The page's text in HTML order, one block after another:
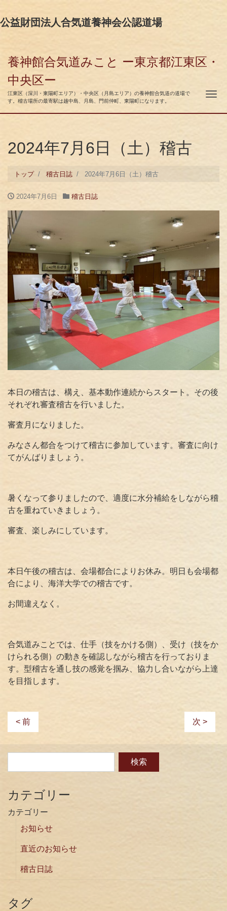
公益財団法人合気道養神会公認道場
養神館合気道みこと ー東京都江東区・
中央区ー
江東区（深川・東陽町エリア）・中央区（月島エリア）の養神館合気道の道場で
す。稽古場所の最寄駅は越中島、月島、門前仲町、東陽町になります。
ナ
2024年7月6日（土）稽古
トップ 稽古日誌 2024年7月6日（土）稽古
2024年7月6日 稽古日誌
本日の稽古は、構え、基本動作連続からスタート。その後
それぞれ審査稽古を行いました。
審査月になりました。
みなさん都合をつけて稽古に参加しています。審査に向け
てがんばりましょう。
暑くなって参りましたので、適度に水分補給をしながら稽
古を重ねていきましょう。
審査、楽しみにしています。
本日午後の稽古は、会場都合によりお休み。明日も会場都
合により、海洋大学での稽古です。
お間違えなく。
合気道みことでは、仕手（技をかける側）、受け（技をか
けられる側）の動きを確認しながら稽古を行っておりま
す。型稽古を通し技の感覚を掴み、協力し合いながら上達
を目指します。
< 前 次 >
カテゴリー
カテゴリー
お知らせ
直近のお知らせ
稽古日誌
タグ